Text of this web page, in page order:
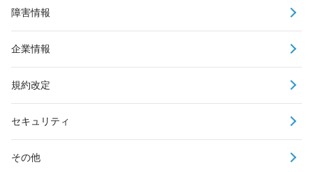
障害情報
企業情報
規約改定
セキュリティ
その他